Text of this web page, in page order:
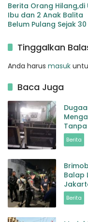
Berita Orang Hilang,di
Ibu dan 2 Anak Balita
Belum Pulang Sejak
Tinggalkan
Anda harus masuk
Baca Juga
Berita
Balap
Berita